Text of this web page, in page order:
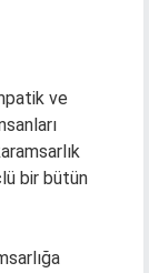
ve
bir bütün